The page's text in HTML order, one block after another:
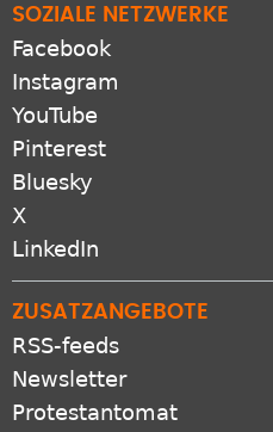
SOZIALE NETZWERKE
Facebook
Instagram
YouTube
Pinterest
Bluesky
X
LinkedIn
ZUSATZANGEBOTE
RSS-feeds
Newsletter
Protestantomat